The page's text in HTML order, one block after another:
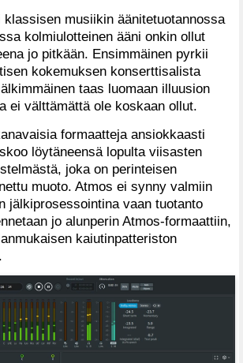
klassisen musiikin äänitetuotannossa
kolmiulotteinen ääni onkin ollut
jo pitkään. Ensimmäinen pyrkii
kokemuksen konserttisalista
taas luomaan illuusion
ei välttämättä ole koskaan ollut.
formaatteja ansiokkaasti
löytäneensä lopulta viisasten
joka on perinteisen
muoto. Atmos ei synny valmiin
jälkiprosessointina vaan tuotanto
jo alunperin Atmos-formaattiin,
kaiutinpatteriston